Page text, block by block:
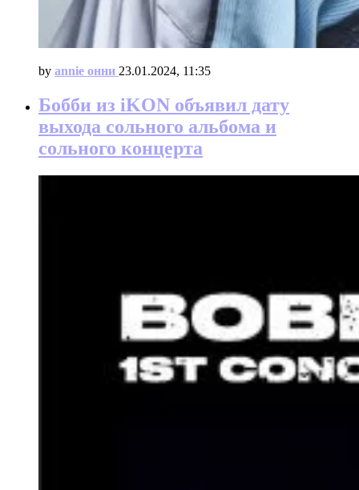
by annie онни 23.01.2024, 11:35
Бобби из iKON объявил дату
выхода сольного альбома и
сольного концерта